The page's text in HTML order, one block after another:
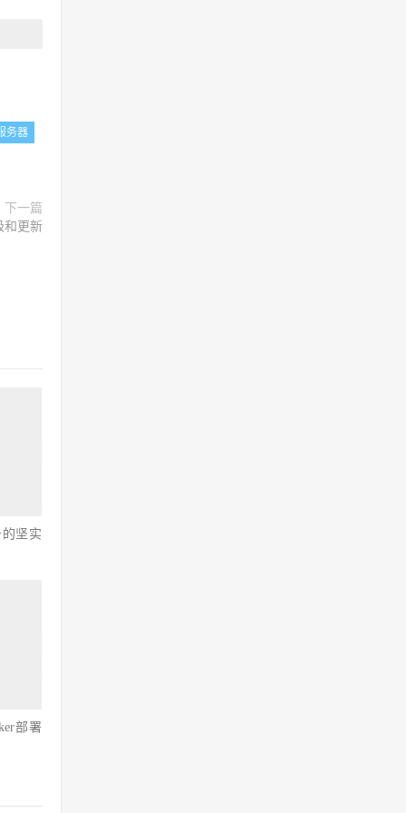
务器
下一篇
和更新
坚实
部署